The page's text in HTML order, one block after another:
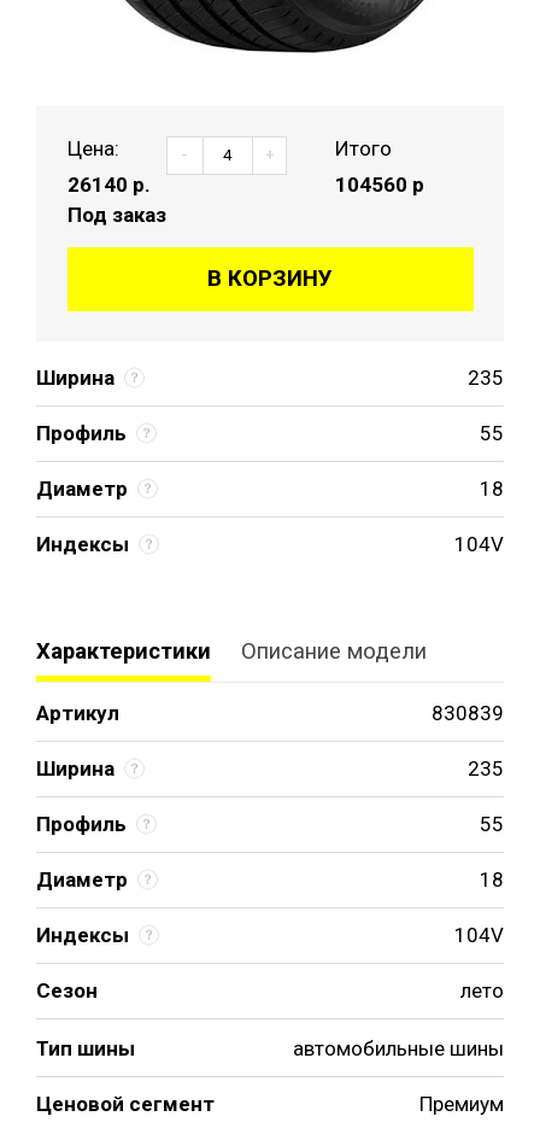
Ширина 235
Профиль 55
Диаметр 18
Индексы 104V
Цена:
26140 р.
Под заказ
- +
Итого
104560 р
В КОРЗИНУ
Характеристики Описание модели
Артикул 830839
Ширина 235
Профиль 55
Диаметр 18
Индексы 104V
Сезон лето
Тип шины автомобильные шины
Ценовой сегмент Премиум